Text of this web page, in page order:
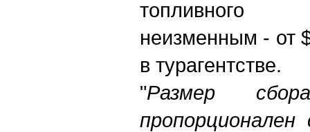
топливного
неизменным - от
в турагентстве.
"Размер